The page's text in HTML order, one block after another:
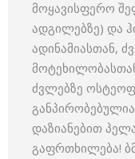
მოყავისფერო
ადგილებზე) და
ადინამიასთან,
ძვლებზე
დაზიანებით
გაფრთხილება!